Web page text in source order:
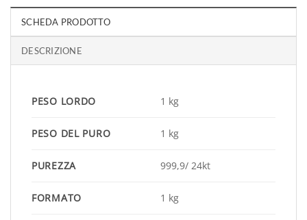
SCHEDA PRODOTTO
DESCRIZIONE
PESO LORDO 1 kg
PESO DEL PURO 1 kg
PUREZZA 999,9/ 24kt
FORMATO 1 kg